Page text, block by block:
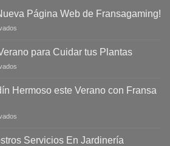
Página Web de Fransagaming!
Nueva
de
para Cuidar tus Plantas
de
Plantas
Hermoso este Verano con Fransa
Servicios En Jardinería